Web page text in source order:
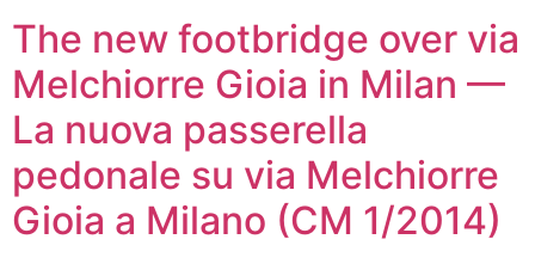
The new footbridge over via
Melchiorre Gioia in Milan —
La nuova passerella
pedonale su via Melchiorre
Gioia a Milano (CM 1/2014)